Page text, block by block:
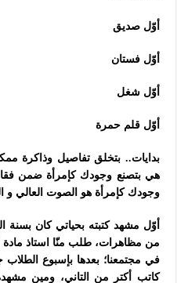
أوّل صديق
أوّل فستان
أوّل شغل
أوّل قلم حمرة
بدايات.. بتخلق تفاصيل وذاكرة
هي بتصنع وجودك كإمرأة ضمن
وجودك كإمرأة هو الصوت العالي و
من مظاهرات، طلب منّا استاذ مادة
في مجتمعنا؛ بعدها بإسبوع
كاتب أكتر من التاني، ومين